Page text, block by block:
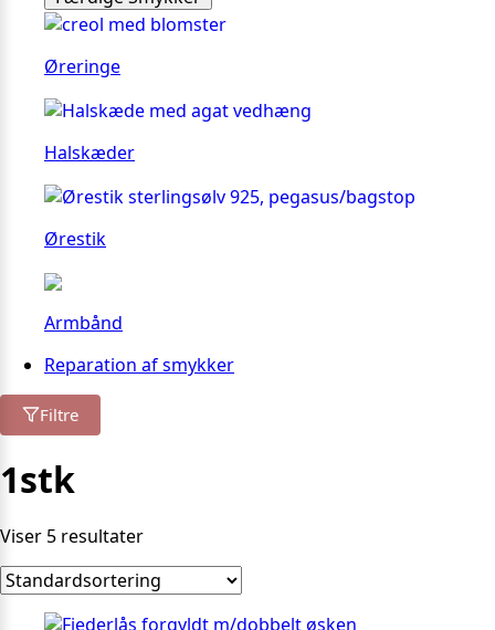
Øreringe
Halskæder
Ørestik
Armbånd
Reparation af smykker
Filtre
1stk
Viser 5 resultater